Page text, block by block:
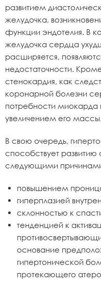
развитием
желудочка,
функции эндотелия. В
желудочка сердца
расширяется,
недостаточности.
стенокардия, как
коронарной болезни
потребности миокарда
увеличением его массы.
В свою очередь,
способствует развитию
следующими
повышением
гиперплазией
склонностью к
тенденцией к
основание
гипертонической
протекающего